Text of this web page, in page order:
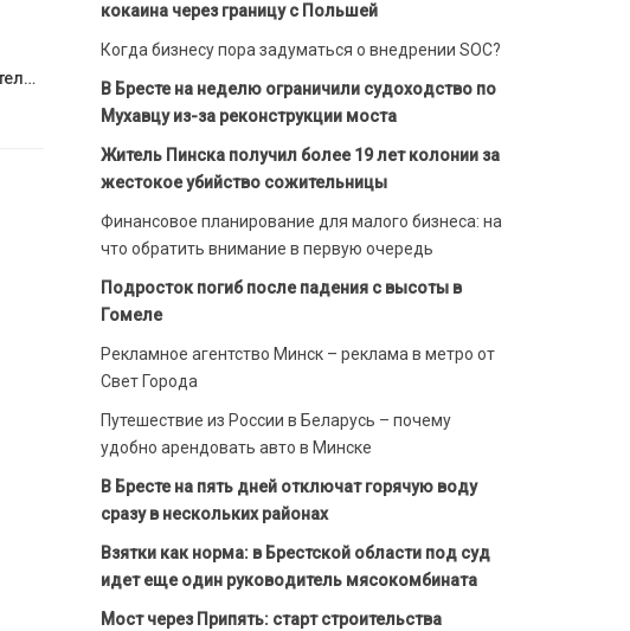
кокаина через границу с Польшей
Когда бизнесу пора задуматься о внедрении SOC?
В Бресте на неделю ограничили судоходство по
Мухавцу из-за реконструкции моста
Житель Пинска получил более 19 лет колонии за
жестокое убийство сожительницы
Финансовое планирование для малого бизнеса: на
что обратить внимание в первую очередь
Подросток погиб после падения с высоты в
Гомеле
Рекламное агентство Минск – реклама в метро от
Свет Города
Путешествие из России в Беларусь – почему
удобно арендовать авто в Минске
В Бресте на пять дней отключат горячую воду
сразу в нескольких районах
Взятки как норма: в Брестской области под суд
идет еще один руководитель мясокомбината
Мост через Припять: старт строительства